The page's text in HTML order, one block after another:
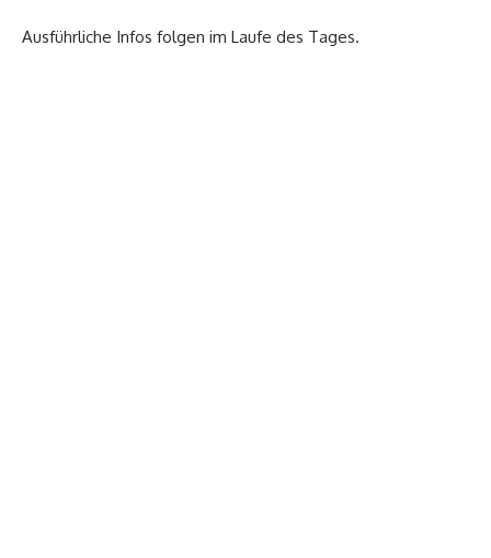
Ausführliche Infos folgen im Laufe des Tages.